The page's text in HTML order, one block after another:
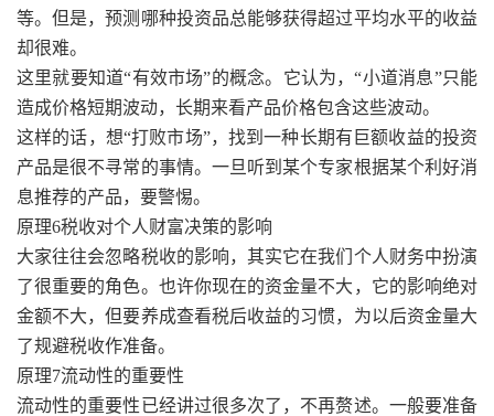
等。但是，预测哪种投资品总能够获得超过平均水平的收益
却很难。
这里就要知道“有效市场”的概念。它认为，“小道消息”只能
造成价格短期波动，长期来看产品价格包含这些波动。
这样的话，想“打败市场”，找到一种长期有巨额收益的投资
产品是很不寻常的事情。一旦听到某个专家根据某个利好消
息推荐的产品，要警惕。
原理6税收对个人财富决策的影响
大家往往会忽略税收的影响，其实它在我们个人财务中扮演
了很重要的角色。也许你现在的资金量不大，它的影响绝对
金额不大，但要养成查看税后收益的习惯，为以后资金量大
了规避税收作准备。
原理7流动性的重要性
流动性的重要性已经讲过很多次了，不再赘述。一般要准备